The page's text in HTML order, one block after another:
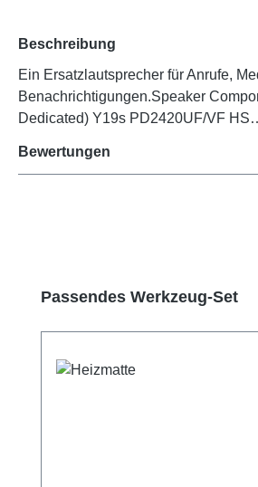
Beschreibung
Ein Ersatzlautsprecher für Anrufe,
Benachrichtigungen.Speaker
Dedicated) Y19s PD2420UF/VF
Bewertungen
Produktgalerie überspringen
Passendes Werkzeug-Set